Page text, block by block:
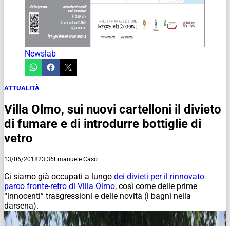
Newslab
ATTUALITÀ
Villa Olmo, sui nuovi cartelloni il divieto
di fumare e di introdurre bottiglie di
vetro
13/06/201823:36Emanuele Caso
Ci siamo già occupati a lungo dei divieti per il rinnovato
parco fronte-retro di Villa Olmo, così come delle prime
“innocenti” trasgressioni e delle novità (i bagni nella
darsena).